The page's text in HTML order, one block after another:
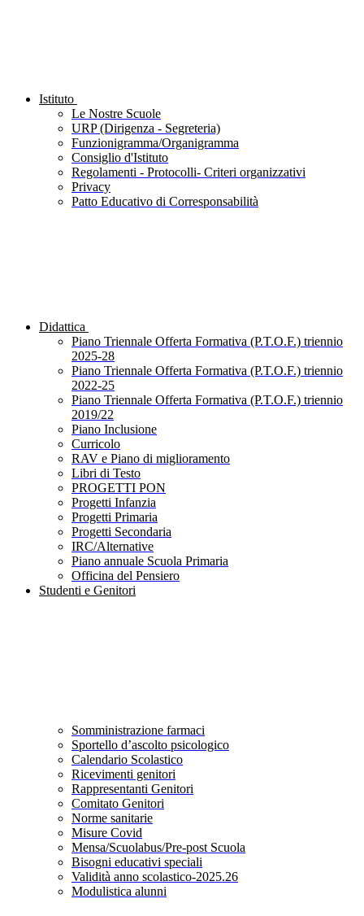
Istituto
Le Nostre Scuole
URP (Dirigenza - Segreteria)
Funzionigramma/Organigramma
Consiglio d'Istituto
Regolamenti - Protocolli- Criteri organizzativi
Privacy
Patto Educativo di Corresponsabilità
Didattica
Piano Triennale Offerta Formativa (P.T.O.F.) triennio
2025-28
Piano Triennale Offerta Formativa (P.T.O.F.) triennio
2022-25
Piano Triennale Offerta Formativa (P.T.O.F.) triennio
2019/22
Piano Inclusione
Curricolo
RAV e Piano di miglioramento
Libri di Testo
PROGETTI PON
Progetti Infanzia
Progetti Primaria
Progetti Secondaria
IRC/Alternative
Piano annuale Scuola Primaria
Officina del Pensiero
Studenti e Genitori
Somministrazione farmaci
Sportello d’ascolto psicologico
Calendario Scolastico
Ricevimenti genitori
Rappresentanti Genitori
Comitato Genitori
Norme sanitarie
Misure Covid
Mensa/Scuolabus/Pre-post Scuola
Bisogni educativi speciali
Validità anno scolastico-2025.26
Modulistica alunni